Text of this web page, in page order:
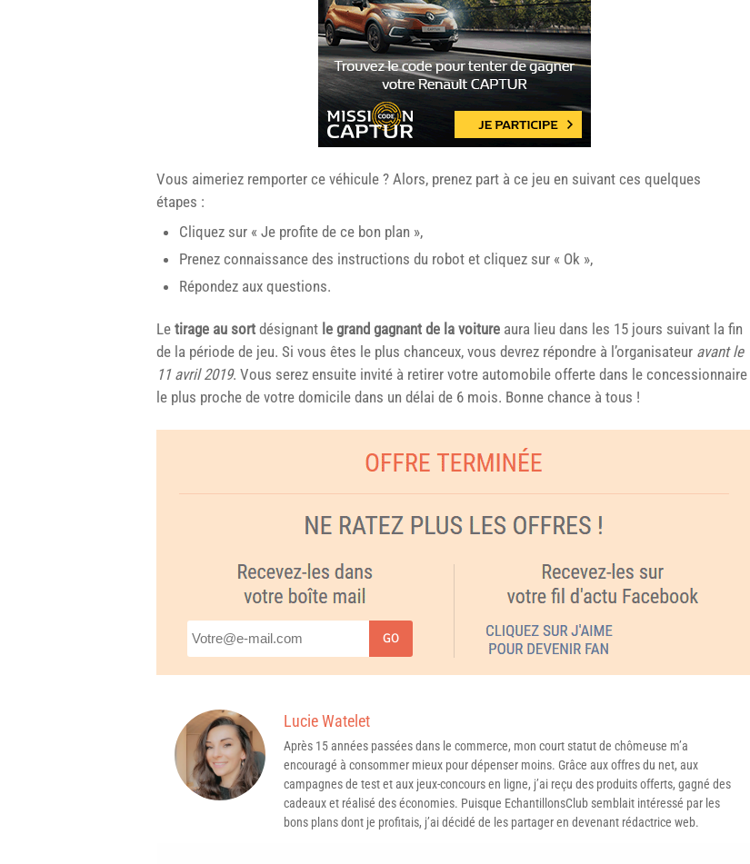
Vous aimeriez remporter ce véhicule ? Alors, prenez part à ce jeu en suivant ces quelques
étapes :
Cliquez sur « Je profite de ce bon plan »,
Prenez connaissance des instructions du robot et cliquez sur « Ok »,
Répondez aux questions.
Le tirage au sort désignant le grand gagnant de la voiture aura lieu dans les 15 jours suivant la fin
de la période de jeu. Si vous êtes le plus chanceux, vous devrez répondre à l’organisateur avant le
11 avril 2019. Vous serez ensuite invité à retirer votre automobile offerte dans le concessionnaire
le plus proche de votre domicile dans un délai de 6 mois. Bonne chance à tous !
GO
Lucie Watelet
Après 15 années passées dans le commerce, mon court statut de chômeuse m’a
encouragé à consommer mieux pour dépenser moins. Grâce aux offres du net, aux
campagnes de test et aux jeux-concours en ligne, j’ai reçu des produits offerts, gagné des
cadeaux et réalisé des économies. Puisque EchantillonsClub semblait intéressé par les
bons plans dont je profitais, j’ai décidé de les partager en devenant rédactrice web.